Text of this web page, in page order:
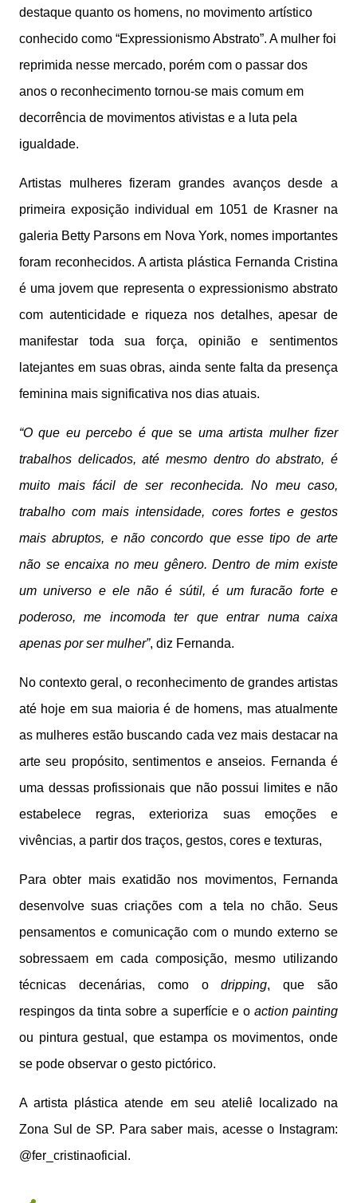
destaque quanto os homens, no movimento artístico
conhecido como “Expressionismo Abstrato”. A mulher foi
reprimida nesse mercado, porém com o passar dos
anos o reconhecimento tornou-se mais comum em
decorrência de movimentos ativistas e a luta pela
igualdade.
Artistas mulheres fizeram grandes avanços desde a
primeira exposição individual em 1051 de Krasner na
galeria Betty Parsons em Nova York, nomes importantes
foram reconhecidos. A artista plástica Fernanda Cristina
é uma jovem que representa o expressionismo abstrato
com autenticidade e riqueza nos detalhes, apesar de
manifestar toda sua força, opinião e sentimentos
latejantes em suas obras, ainda sente falta da presença
feminina mais significativa nos dias atuais.
“O que eu percebo é quese uma artista mulher fizer
trabalhos delicados, até mesmo dentro do abstrato, é
muito mais fácil de ser reconhecida. No meu caso,
trabalho com mais intensidade, cores fortes e gestos
mais abruptos, e não concordo que esse tipo de arte
não se encaixa no meu gênero. Dentro de mim existe
um universo e ele não é sútil, é um furacão forte e
poderoso, me incomoda ter que entrar numa caixa
apenas por ser mulher”, diz Fernanda.
No contexto geral, o reconhecimento de grandes artistas
até hoje em sua maioria é de homens, mas atualmente
as mulheres estão buscando cada vez mais destacar na
arte seu propósito, sentimentos e anseios. Fernanda é
uma dessas profissionais que não possui limites e não
estabelece regras, exterioriza suas emoções e
vivências, a partir dos traços, gestos, cores e texturas,
Para obter mais exatidão nos movimentos, Fernanda
desenvolve suas criações com a tela no chão. Seus
pensamentos e comunicação com o mundo externo se
sobressaem em cada composição, mesmo utilizando
técnicas decenárias, como odripping, que são
respingos da tinta sobre a superfície e o action painting
ou pintura gestual, que estampa os movimentos, onde
se pode observar o gesto pictórico.
A artista plástica atende em seu ateliê localizado na
Zona Sul de SP. Para saber mais, acesse o Instagram:
@fer_cristinaoficial.